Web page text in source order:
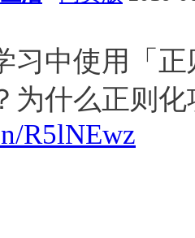
习中使用「
为什么正则
R5lNEwz